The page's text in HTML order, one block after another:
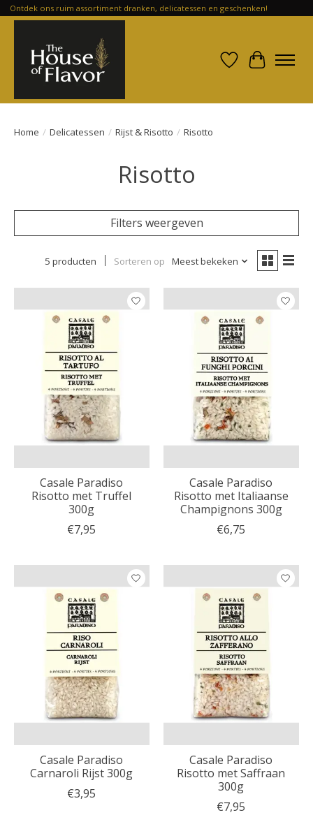
Ontdek ons ruim assortiment dranken, delicatessen en geschenken!
Verlanglijst
Home / Delicatessen / Rijst & Risotto / Risotto
Risotto
Filters weergeven
5 producten Sorteren op Meest bekeken
Casale Paradiso
Risotto met Truffel
300g
€7,95
Casale Paradiso
Risotto met Italiaanse
Champignons 300g
€6,75
Casale Paradiso
Carnaroli Rijst 300g
€3,95
Casale Paradiso
Risotto met Saffraan
300g
€7,95